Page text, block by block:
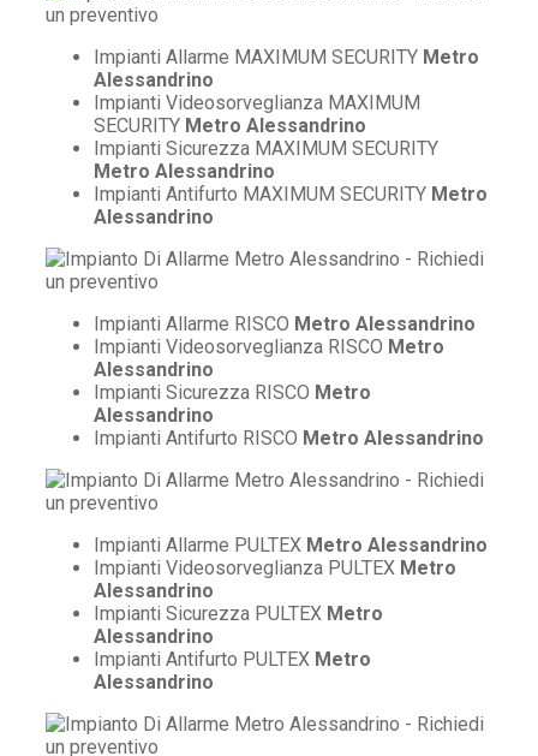
Impianti Allarme MAXIMUM SECURITY Metro
Alessandrino
Impianti Videosorveglianza MAXIMUM
SECURITY Metro Alessandrino
Impianti Sicurezza MAXIMUM SECURITY
Metro Alessandrino
Impianti Antifurto MAXIMUM SECURITY Metro
Alessandrino
Impianti Allarme RISCO Metro Alessandrino
Impianti Videosorveglianza RISCO Metro
Alessandrino
Impianti Sicurezza RISCO Metro
Alessandrino
Impianti Antifurto RISCO Metro Alessandrino
Impianti Allarme PULTEX Metro Alessandrino
Impianti Videosorveglianza PULTEX Metro
Alessandrino
Impianti Sicurezza PULTEX Metro
Alessandrino
Impianti Antifurto PULTEX Metro
Alessandrino